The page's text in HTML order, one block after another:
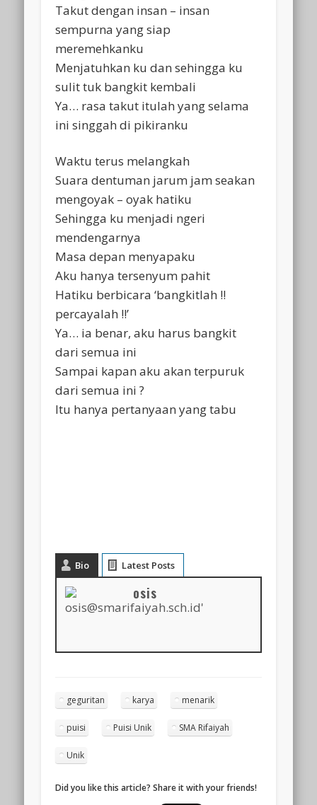
Takut dengan insan – insan
sempurna yang siap
meremehkanku
Menjatuhkan ku dan sehingga ku
sulit tuk bangkit kembali
Ya… rasa takut itulah yang selama
ini singgah di pikiranku
Waktu terus melangkah
Suara dentuman jarum jam seakan
mengoyak – oyak hatiku
Sehingga ku menjadi ngeri
mendengarnya
Masa depan menyapaku
Aku hanya tersenyum pahit
Hatiku berbicara ‘bangkitlah !!
percayalah !!’
Ya… ia benar, aku harus bangkit
dari semua ini
Sampai kapan aku akan terpuruk
dari semua ini ?
Itu hanya pertanyaan yang tabu
Bio Latest Posts
osis
geguritan karya menarik
puisi Puisi Unik SMA Rifaiyah
Unik
Did you like this article? Share it with your friends!